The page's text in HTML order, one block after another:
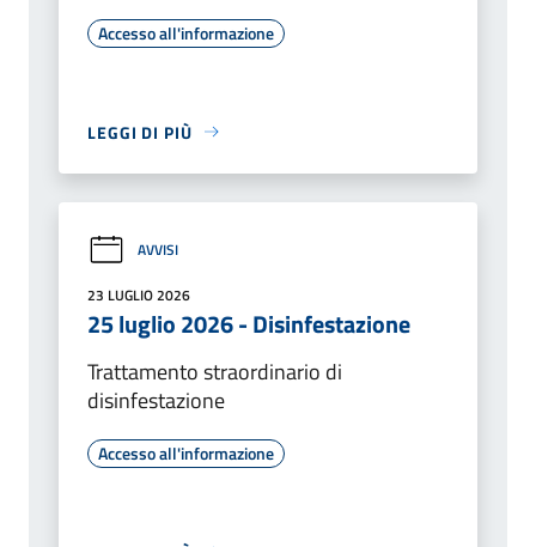
Accesso all'informazione
LEGGI DI PIÙ
AVVISI
23 LUGLIO 2026
25 luglio 2026 - Disinfestazione
Trattamento straordinario di
disinfestazione
Accesso all'informazione